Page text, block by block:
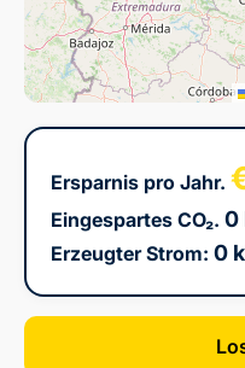
Ersparnis pro Jahr.
Eingespartes CO₂. 0
Erzeugter Strom: 0